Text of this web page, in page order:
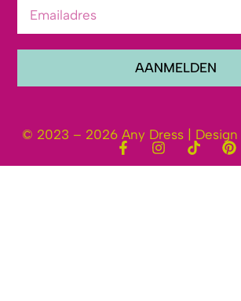
AANMELDEN
© 2023 – 2026 Any Dress |